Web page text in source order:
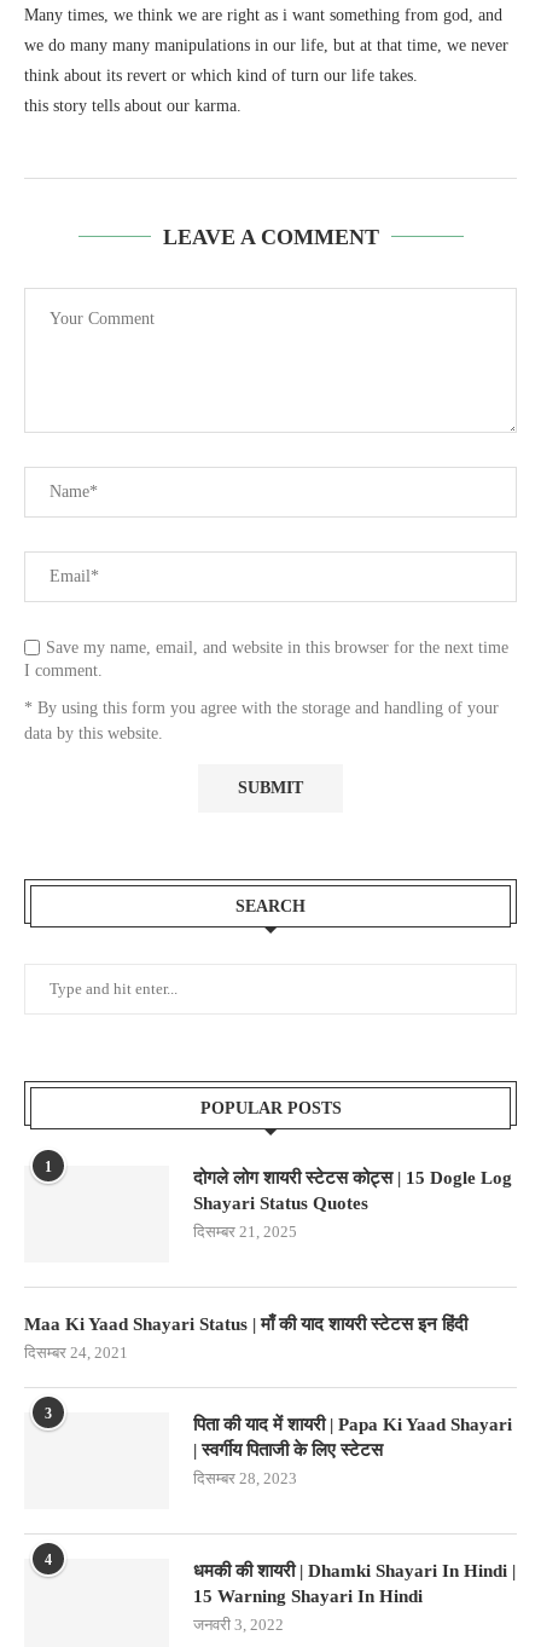
Many times, we think we are right as i want something from god, and
we do many many manipulations in our life, but at that time, we never
think about its revert or which kind of turn our life takes.
this story tells about our karma.
LEAVE A COMMENT
Save my name, email, and website in this browser for the next time
I comment.
* By using this form you agree with the storage and handling of your
data by this website.
SEARCH
POPULAR POSTS
1
दोगले लोग शायरी स्टेटस कोट्स | 15 Dogle Log
Shayari Status Quotes
दिसम्बर 21, 2025
Maa Ki Yaad Shayari Status | माँ की याद शायरी स्टेटस इन हिंदी
दिसम्बर 24, 2021
3
पिता की याद में शायरी | Papa Ki Yaad Shayari
| स्वर्गीय पिताजी के लिए स्टेटस
दिसम्बर 28, 2023
4
धमकी की शायरी | Dhamki Shayari In Hindi |
15 Warning Shayari In Hindi
जनवरी 3, 2022